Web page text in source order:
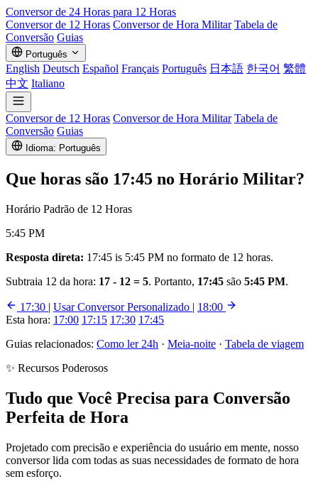
Conversor de 24 Horas para 12 Horas
Conversor de 12 Horas Conversor de Hora Militar Tabela de
Conversão Guias
Português
English Deutsch Español Français Português 日本語 한국어 繁體
中文 Italiano
Conversor de 12 Horas Conversor de Hora Militar Tabela de
Conversão Guias
Idioma: Português
Que horas são 17:45 no Horário Militar?
Horário Padrão de 12 Horas
5:45 PM
Resposta direta: 17:45 is 5:45 PM no formato de 12 horas.
Subtraia 12 da hora: 17 - 12 = 5. Portanto, 17:45 são 5:45 PM.
17:30 | Usar Conversor Personalizado | 18:00
Esta hora: 17:00 17:15 17:30 17:45
Guias relacionados: Como ler 24h · Meia-noite · Tabela de viagem
✨ Recursos Poderosos
Tudo que Você Precisa para Conversão
Perfeita de Hora
Projetado com precisão e experiência do usuário em mente, nosso
conversor lida com todas as suas necessidades de formato de hora
sem esforço.